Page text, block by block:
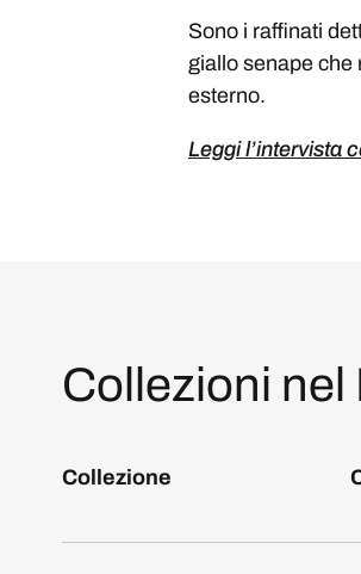
Sono i raffinati
giallo senape che
esterno.
Leggi l’intervista
Collezioni nel
Collezione